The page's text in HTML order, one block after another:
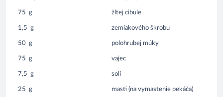
75 g žltej cibule
1,5 g zemiakového škrobu
50 g polohrubej múky
75 g vajec
7,5 g soli
25 g masti (na vymastenie pekáča)